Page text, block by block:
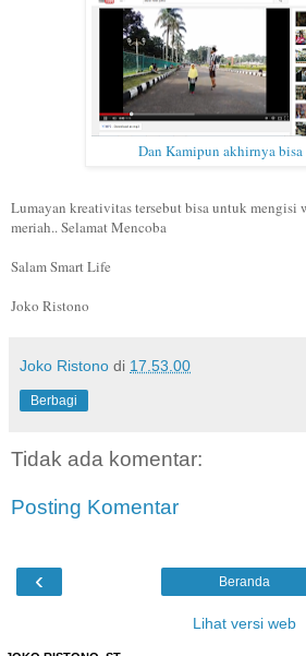
Dan Kamipun akhirnya bisa
Lumayan kreativitas tersebut bisa untuk mengisi
meriah.. Selamat Mencoba
Salam Smart Life
Joko Ristono
Joko Ristono di 17.53.00
Berbagi
Tidak ada komentar:
Posting Komentar
‹ Beranda
Lihat versi web